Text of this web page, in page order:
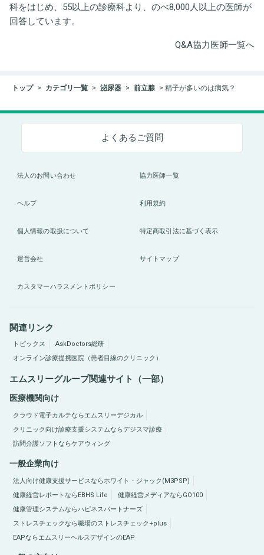
科をはじめ、55以上の診療科より、のべ8,000人以上の医師が
回答しています。
Q&A協力医師一覧へ
トップ カテゴリ一覧 泌尿器 前立腺 精子が多いのは病気？
よくあるご質問
法人のお問い合わせ 協力医師一覧
ヘルプ 利用規約
個人情報の取扱について 特定商取引法に基づく表示
運営会社 サイトマップ
カスタマーハラスメントポリシー
関連リンク
トピックス
AskDoctors総研
オンライン診療提携医院（患者目線のクリニック）
エムスリーグループ関連サイト（一部）
医療機関向け
クラウド電子カルテならエムスリーデジカル
クリニック向け診療支援システムならデジスマ診療
訪問介護ソフトならケアウィング
一般企業向け
法人向け健康支援サービスならホワイト・ジャック(M3PSP)
健康経営レポートならEBHS Life
健康経営メディアならGO100
健康管理システムならハピネスパートナーズ
ストレスチェックなら職場のストレスチェック+plus
EAPならエムスリーヘルスデザインのEAP